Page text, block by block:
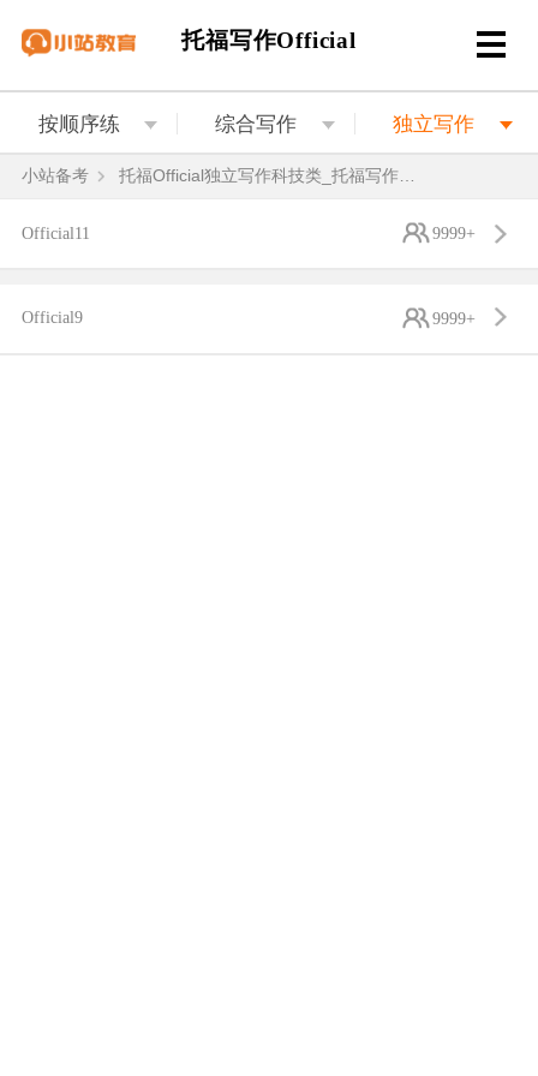
托福写作Official
按顺序练 综合写作 独立写作
小站备考
Official11 9999+
Official9 9999+